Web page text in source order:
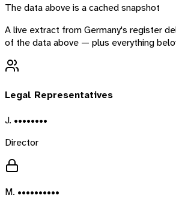
The data above is a cached snapshot
A live extract fromGermany's register
of the data above — plus everything
Legal Representatives
J. ••••••••
Director
M. ••••••••••